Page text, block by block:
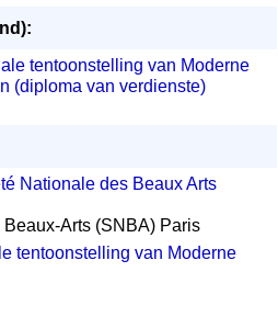
tentoonstelling van Moderne
(diploma van verdienste)
Nationale des Beaux Arts
Arts (SNBA) Paris
tentoonstelling van Moderne